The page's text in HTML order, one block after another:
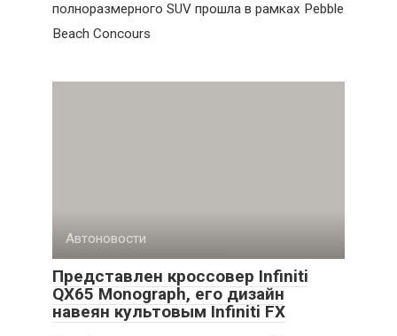
полноразмерного SUV прошла в рамках Pebble
Beach Concours
Автоновости
Представлен кроссовер Infiniti
QX65 Monograph, его дизайн
навеян культовым Infiniti FX